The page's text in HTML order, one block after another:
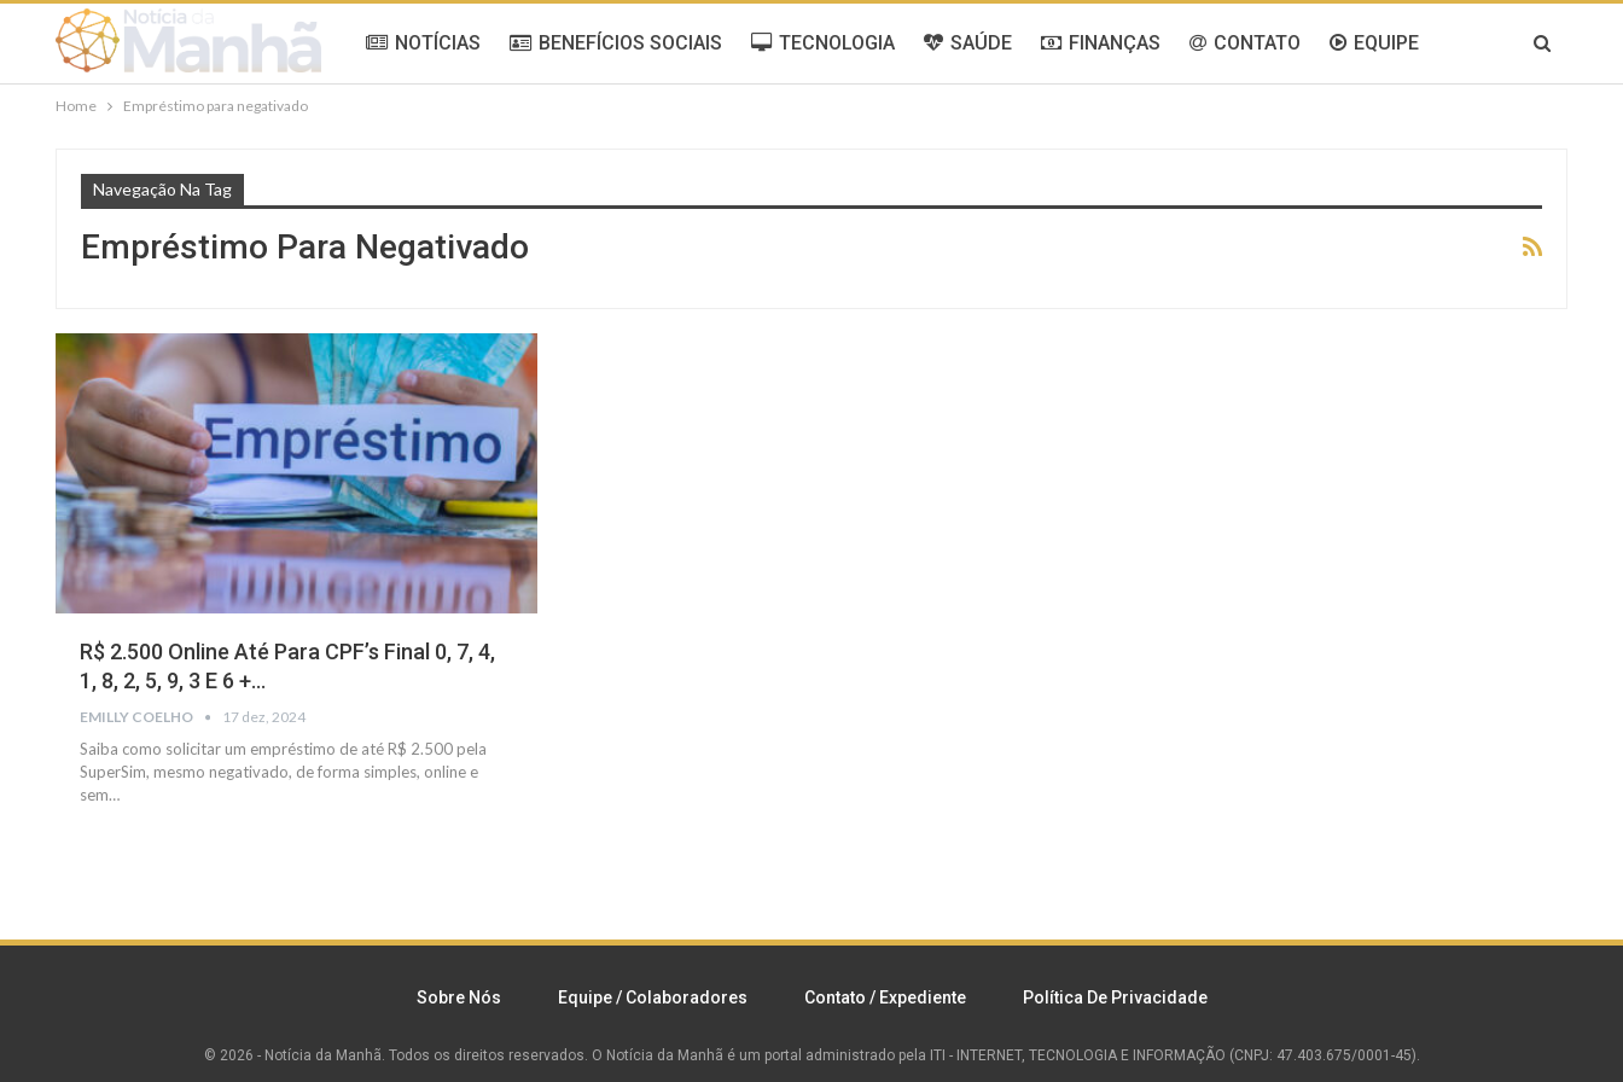
NOTÍCIAS BENEFÍCIOS SOCIAIS TECNOLOGIA SAÚDE FINANÇAS CONTATO EQUIPE
Home Empréstimo para negativado
Navegação Na Tag
Empréstimo Para Negativado
NOTÍCIAS
R$ 2.500 Online Até Para CPF’s Final 0, 7, 4,
1, 8, 2, 5, 9, 3 E 6 +…
EMILLY COELHO 17 dez, 2024
Saiba como solicitar um empréstimo de até R$ 2.500 pela
SuperSim, mesmo negativado, de forma simples, online e
sem…
Sobre Nós Equipe / Colaboradores Contato / Expediente Política De Privacidade
© 2026 - Notícia da Manhã. Todos os direitos reservados. O Notícia da Manhã é um portal administrado pela ITI - INTERNET, TECNOLOGIA E INFORMAÇÃO (CNPJ: 47.403.675/0001-45).